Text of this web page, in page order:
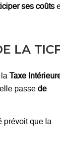
ses coûts
LA
Taxe
passe de
prévoit que la